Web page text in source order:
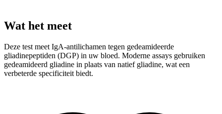
Wat het meet
Deze test meet IgA-antilichamen tegen gedeamideerde
gliadinepeptiden (DGP) in uw bloed. Moderne assays gebruiken
gedeamideerd gliadine in plaats van natief gliadine, wat een
verbeterde specificiteit biedt.